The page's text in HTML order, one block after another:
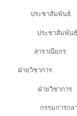
ระชาสัมพันธ์
ระชาสัมพันธ์
าราณียกร
ยวิชาการ
ายวิชาการ
รกลางฝ่ายศิ